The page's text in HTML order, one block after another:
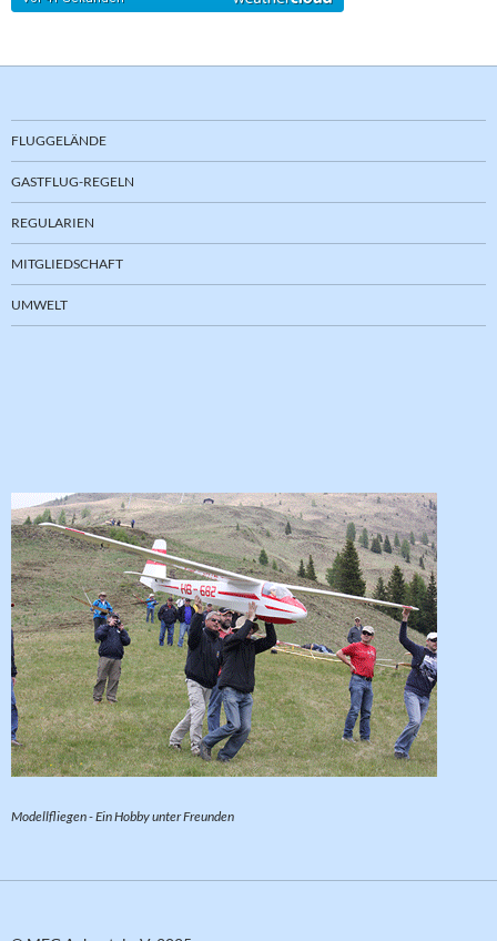
FLUGGELÄNDE
GASTFLUG-REGELN
REGULARIEN
MITGLIEDSCHAFT
UMWELT
Modellfliegen - Ein Hobby unter Freunden